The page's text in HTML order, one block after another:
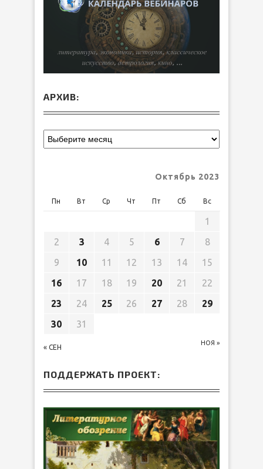
АРХИВ:
Октябрь 2023
Пн Вт Ср Чт Пт Сб Вс
« СЕН
НОЯ »
1
2
3 4 5 6 7
8
9
10 11 12 13 14
15
16
17 18 19 20 21
22
23
24 25 26 27 28
29
30
31
ПОДДЕРЖАТЬ ПРОЕКТ: